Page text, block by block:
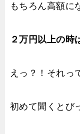
もちろん高額に
２万円以上の時
えっ？！それっ
初めて聞くとび